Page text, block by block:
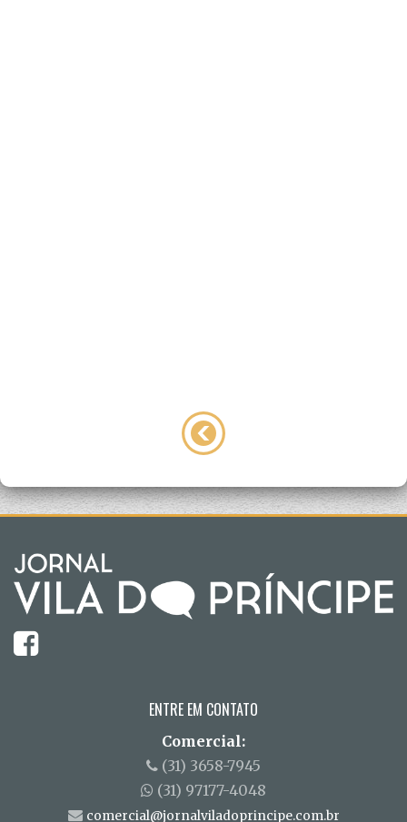
ENTRE EM CONTATO
Comercial:
(31) 3658-7945
(31) 97177-4048
comercial@jornalviladoprincipe.com.br